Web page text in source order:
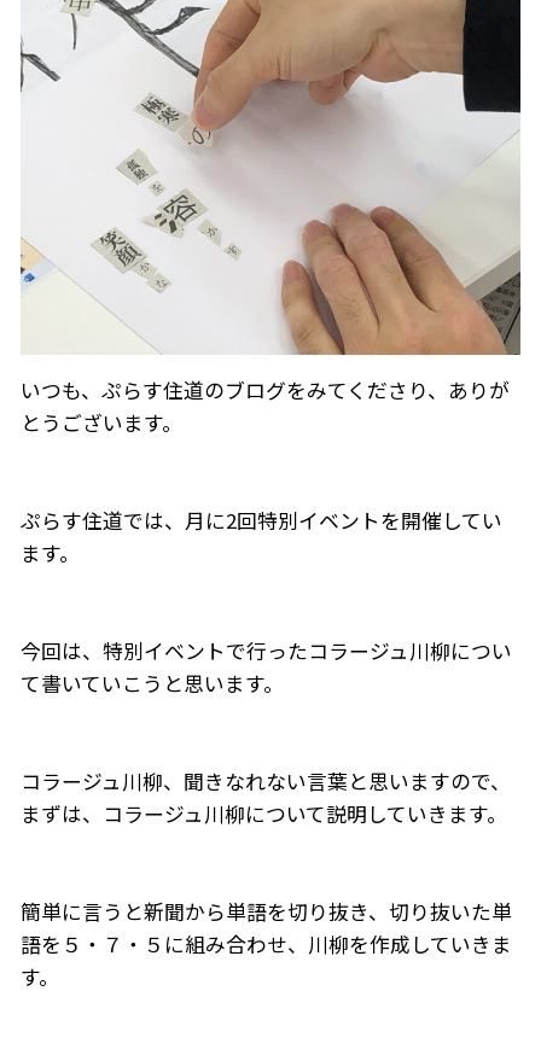
いつも、ぷらす住道のブログをみてくださり、ありが
とうございます。
ぷらす住道では、月に2回特別イベントを開催してい
ます。
今回は、特別イベントで行ったコラージュ川柳につい
て書いていこうと思います。
コラージュ川柳、聞きなれない言葉と思いますので、
まずは、コラージュ川柳について説明していきます。
簡単に言うと新聞から単語を切り抜き、切り抜いた単
語を５・７・５に組み合わせ、川柳を作成していきま
す。